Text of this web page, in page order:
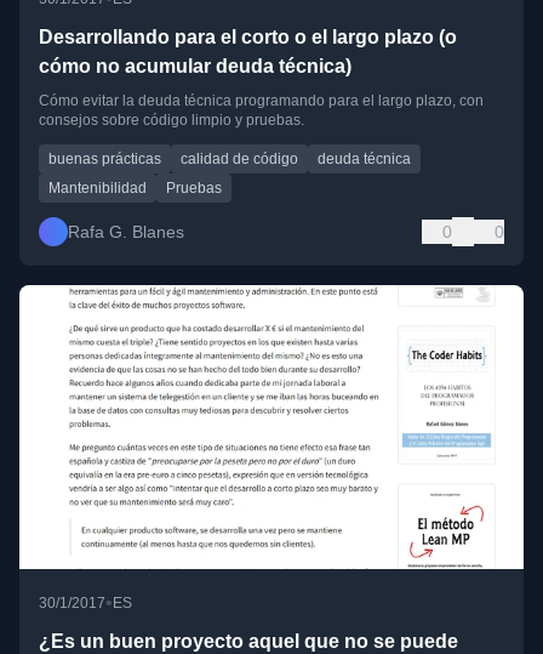
Desarrollando para el corto o el largo plazo (o
cómo no acumular deuda técnica)
Cómo evitar la deuda técnica programando para el largo plazo, con
consejos sobre código limpio y pruebas.
buenas prácticas calidad de código
deuda técnica
Mantenibilidad
Pruebas
Rafa G. Blanes 0 0
30/1/2017• ES
¿Es un buen proyecto aquel que no se puede